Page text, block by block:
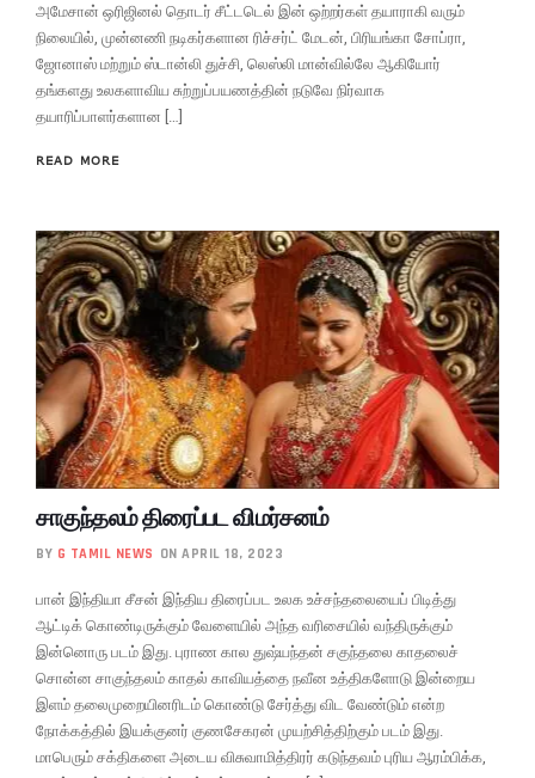
அமேசான் ஒரிஜினல் தொடர் சீட்டடெல் இன் ஒற்றர்கள் தயாராகி வரும்
நிலையில், முன்னணி நடிகர்களான ரிச்சர்ட் மேடன், பிரியங்கா சோப்ரா,
ஜோனாஸ் மற்றும் ஸ்டான்லி துச்சி, லெஸ்லி மான்வில்லே ஆகியோர்
தங்களது உலகளாவிய சுற்றுப்பயணத்தின் நடுவே நிர்வாக
தயாரிப்பாளர்களான […]
READ MORE
சாகுந்தலம் திரைப்பட விமர்சனம்
BY G TAMIL NEWS ON APRIL 18, 2023
பான் இந்தியா சீசன் இந்திய திரைப்பட உலக உச்சந்தலையைப் பிடித்து
ஆட்டிக் கொண்டிருக்கும் வேளையில் அந்த வரிசையில் வந்திருக்கும்
இன்னொரு படம் இது. புராண கால துஷ்யந்தன் சகுந்தலை காதலைச்
சொன்ன சாகுந்தலம் காதல் காவியத்தை நவீன உத்திகளோடு இன்றைய
இளம் தலைமுறையினரிடம் கொண்டு சேர்த்து விட வேண்டும் என்ற
நோக்கத்தில் இயக்குனர் குணசேகரன் முயற்சித்திற்கும் படம் இது.
மாபெரும் சக்திகளை அடைய விசுவாமித்திரர் கடுந்தவம் புரிய ஆரம்பிக்க,